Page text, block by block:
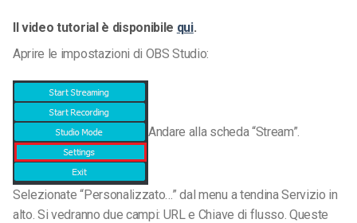
Il video tutorial è disponibile qui.
Aprire le impostazioni di OBS Studio:
Andare alla scheda “Stream”.
Selezionate “Personalizzato…” dal menu a tendina Servizio in
alto. Si vedranno due campi: URL e Chiave di flusso. Queste